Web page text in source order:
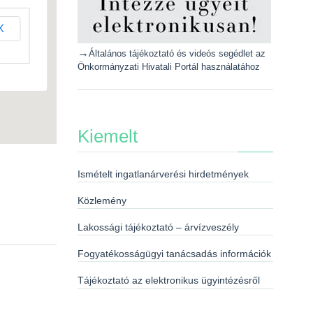
→ Általános tájékoztató és videós segédlet az
Önkormányzati Hivatali Portál használatához
Kiemelt
Ismételt ingatlanárverési hirdetmények
Közlemény
Lakossági tájékoztató – árvízveszély
Fogyatékosságügyi tanácsadás információk
Tájékoztató az elektronikus ügyintézésről